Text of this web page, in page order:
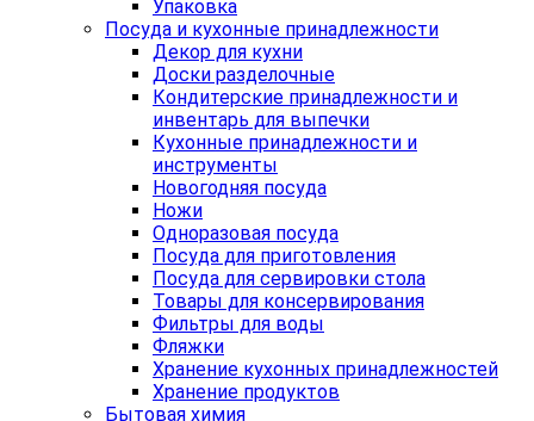
Упаковка
Посуда и кухонные принадлежности
Декор для кухни
Доски разделочные
Кондитерские принадлежности и
инвентарь для выпечки
Кухонные принадлежности и
инструменты
Новогодняя посуда
Ножи
Одноразовая посуда
Посуда для приготовления
Посуда для сервировки стола
Товары для консервирования
Фильтры для воды
Фляжки
Хранение кухонных принадлежностей
Хранение продуктов
Бытовая химия